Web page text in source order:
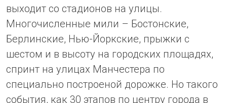
выходит со стадионов на улицы.
Многочисленные мили – Бостонские,
Берлинские, Нью-Йоркские, прыжки с
шестом и в высоту на городских площадях,
спринт на улицах Манчестера по
специально построеной дорожке. Но такого
события, как 30 этапов по центру города в